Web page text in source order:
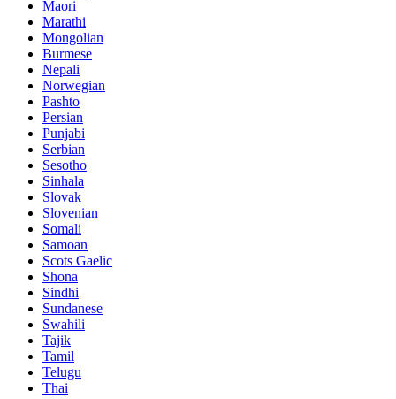
Maori
Marathi
Mongolian
Burmese
Nepali
Norwegian
Pashto
Persian
Punjabi
Serbian
Sesotho
Sinhala
Slovak
Slovenian
Somali
Samoan
Scots Gaelic
Shona
Sindhi
Sundanese
Swahili
Tajik
Tamil
Telugu
Thai